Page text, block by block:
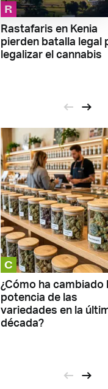
R
Rastafaris en Kenia
pierden batalla legal
legalizar el cannabis
C
¿Cómo ha cambiado
potencia de las
variedades en la
década?